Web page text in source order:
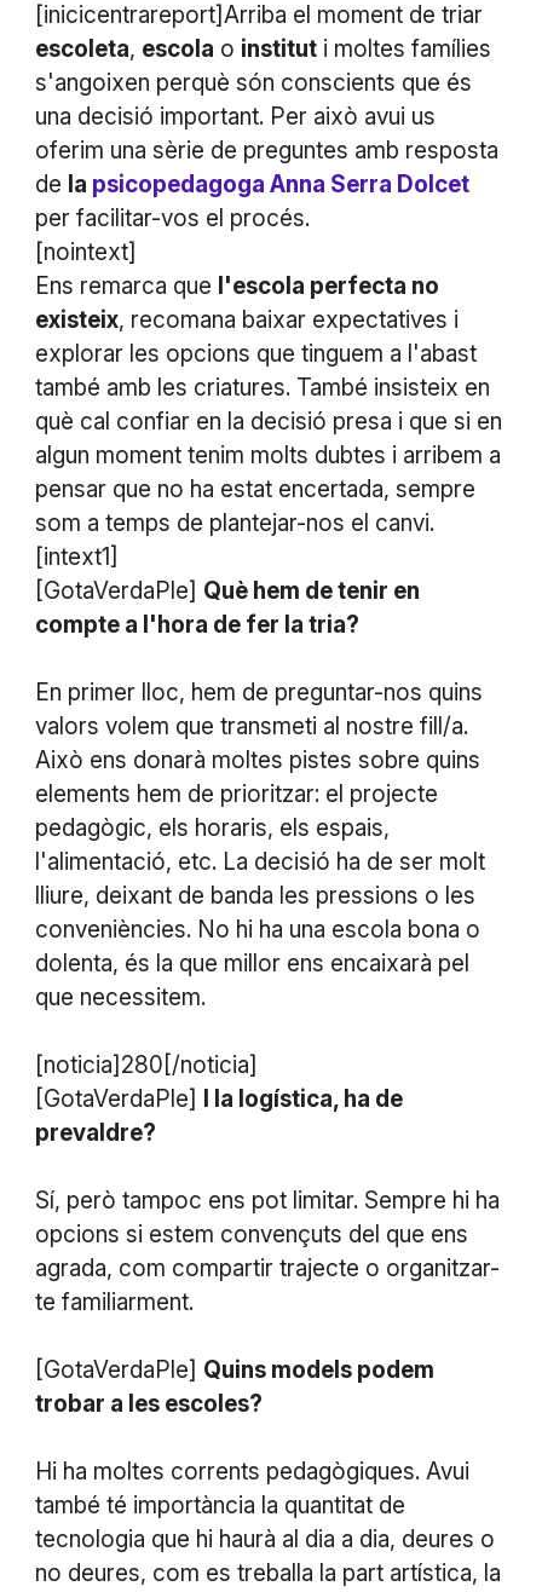
[inicicentrareport]Arriba el moment de triar
escoleta, escola o instituti moltes famílies
s'angoixen perquè són conscients que és
una decisió important. Per això avui us
oferim una sèrie de preguntes amb resposta
de la psicopedagoga Anna Serra Dolcet
per facilitar-vos el procés.
[nointext]
Ens remarca que l'escola perfecta no
existeix, recomana baixar expectatives i
explorar les opcions que tinguem a l'abast
també amb les criatures. També insisteix en
què cal confiar en la decisió presa i que si en
algun moment tenim molts dubtes i arribem a
pensar que no ha estat encertada, sempre
som a temps de plantejar-nos el canvi.
[intext1]
[GotaVerdaPle] Què hem de tenir en
compte a l'hora de fer la tria?
En primer lloc, hem de preguntar-nos quins
valors volem que transmeti al nostre fill/a.
Això ens donarà moltes pistes sobre quins
elements hem de prioritzar: el projecte
pedagògic, els horaris, els espais,
l'alimentació, etc. La decisió ha de ser molt
lliure, deixant de banda les pressions o les
conveniències. No hi ha una escola bona o
dolenta, és la que millor ens encaixarà pel
que necessitem.
[noticia]280[/noticia]
[GotaVerdaPle]
I la logística, ha de
prevaldre?
Sí, però tampoc ens pot limitar. Sempre hi ha
opcions si estem convençuts del que ens
agrada, com compartir trajecte o organitzar-
te familiarment.
[GotaVerdaPle] Quins models podem
trobar a les escoles?
Hi ha moltes corrents pedagògiques. Avui
també té importància la quantitat de
tecnologia que hi haurà al dia a dia, deures o
no deures, com es treballa la part artística, la